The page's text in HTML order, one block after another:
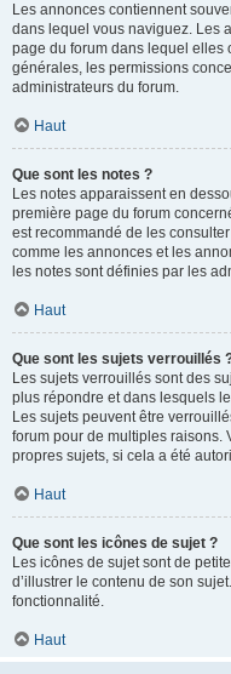
Les annonces contiennent
dans lequel vous naviguez. Les
page du forum dans lequel elles
générales, les permissions
administrateurs du forum.
Haut
Que sont les notes ?
Les notes apparaissent en
première page du forum
est recommandé de les
comme les annonces et les
les notes sont définies par les
Haut
Que sont les sujets verrouillés
Les sujets verrouillés sont des
plus répondre et dans lesquels
Les sujets peuvent être
forum pour de multiples raisons.
propres sujets, si cela a été
Haut
Que sont les icônes de sujet ?
Les icônes de sujet sont de
d’illustrer le contenu de son
fonctionnalité.
Haut